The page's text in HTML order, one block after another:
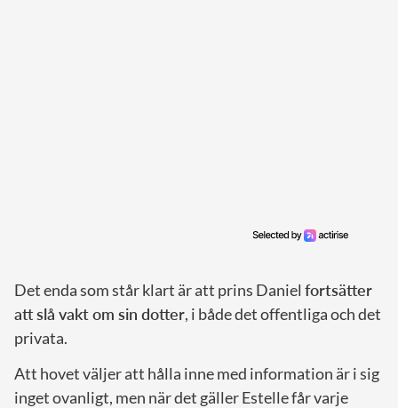
Det enda som står klart är att prins Daniel fortsätter
att slå vakt om sin dotter, i både det offentliga och det
privata.
Att hovet väljer att hålla inne med information är i sig
inget ovanligt, men när det gäller Estelle får varje